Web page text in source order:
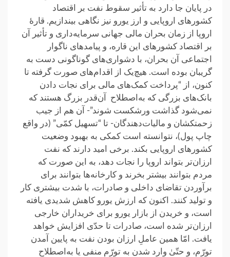
در پایان جا دارد به تأثیر سقوط نفت بر اقتصاد
کشورهای اروپایی و ارز یورو نیز نگاهی بیندازیم. قارهٔ
اروپا از زمان بحران مالی جهانی سرمایه‌داری و تأثیر آن
بر اقتصاد کشورهای این قاره، و پیامدهای ناگوار
اجتماعی آن بحران، با دشواری‌های گوناگونی دست به
گریبان بوده است. هیچ‌یک از اقدام‌های صورت گرفته تا
کنون، از “پرداخت کمک‌های مالی برای نجات دادن
بانک‌های بزرگی که به‌اصطلاح آن‌قدر بزرگ‌ هستند که
نمی‌شود گذاشت ورشکست شوند”- آن هم از جیب
زحمتکشان و مالیات‌دهندگان- تا “تسهیل کمّی” (در واقع
چاپ پول)، نتوانسته است کمکی به بهبود وضعیت
کشورهای اروپایی بکند. برخی امید دارند که نفت
ارزان‌‌تر بتواند اروپا را نجات دهد، به این صورت که
مردم بتوانند بیشتر بخرند و کارخانه‌ها بتوانند برای
برآوردن تقاضای داخلی و صادرات، با شدت بیشتری کار
و تولید کنند. اکنون که ارزش یورو کاهش شدیدی یافته
است، و خریدن از بازار یورو برای خریداران خارجی
ارزان‌تر شده است، صادرات تا حدّی افزایش خواهد
یافت. امّا همین عاملِ ارزان بودن نفت به پایین آمدن
تورّم، و حتّیٰ وارد شدن به تورّم منفی یا به‌اصطلاح